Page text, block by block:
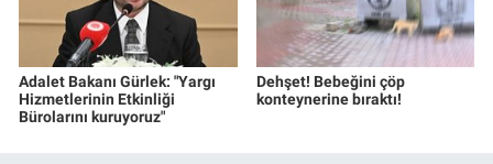
Adalet Bakanı Gürlek: "Yargı
Hizmetlerinin Etkinliği
Bürolarını kuruyoruz"
Dehşet! Bebeğini çöp
konteynerine bıraktı!